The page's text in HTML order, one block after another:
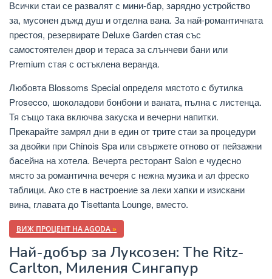
Всички стаи се развалят с мини-бар, зарядно устройство
за, мусонен дъжд душ и отделна вана. За най-романтичната
престоя, резервирате Deluxe Garden стая със
самостоятелен двор и тераса за слънчеви бани или
Premium стая с остъклена веранда.
Любовта Blossoms Special определя мястото с бутилка
Prosecco, шоколадови бонбони и ваната, пълна с листенца.
Тя също така включва закуска и вечерни напитки.
Прекарайте замрял дни в един от трите стаи за процедури
за двойки при Chinois Spa или свържете отново от пейзажни
басейна на хотела. Вечерта ресторант Salon е чудесно
място за романтична вечеря с нежна музика и ал фреско
таблици. Ако сте в настроение за леки хапки и изискани
вина, главата до Tisettanta Lounge, вместо.
ВИЖ ПРОЦЕНТ НА AGODA»
Най-добър за Луксозен: The Ritz-
Carlton, Миления Сингапур